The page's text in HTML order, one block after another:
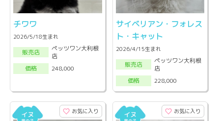
チワワ
2026/5/18生まれ
販売店
ペッツワン大利根
店
価格
248,000
サイベリアン・フォレス
ト・キャット
2026/4/15生まれ
販売店
ペッツワン大利根
店
価格
228,000
お気に入り お気に入り